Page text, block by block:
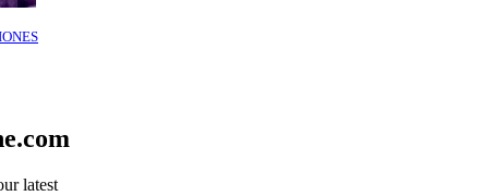
latest